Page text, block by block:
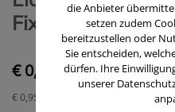
Fixierbinde 4mx
€ 0,95
€ 0,95
die Anbieter
setzen zudem
bereitzustellen oder
Sie entscheiden,
dürfen. Ihre
unserer